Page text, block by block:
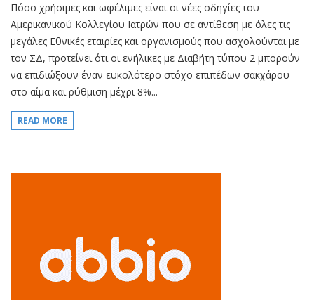
Πόσο χρήσιμες και ωφέλιμες είναι οι νέες οδηγίες του
Αμερικανικού Κολλεγίου Ιατρών που σε αντίθεση με όλες τις
μεγάλες Εθνικές εταιρίες και οργανισμούς που ασχολούνται με
τον ΣΔ, προτείνει ότι οι ενήλικες με Διαβήτη τύπου 2 μπορούν
να επιδιώξουν έναν ευκολότερο στόχο επιπέδων σακχάρου
στο αίμα και ρύθμιση μέχρι 8%...
READ MORE